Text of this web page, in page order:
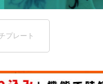
プレート